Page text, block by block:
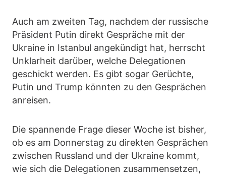
Auch am zweiten Tag, nachdem der russische
Präsident Putin direkt Gespräche mit der
Ukraine in Istanbul angekündigt hat, herrscht
Unklarheit darüber, welche Delegationen
geschickt werden. Es gibt sogar Gerüchte,
Putin und Trump könnten zu den Gesprächen
anreisen.
Die spannende Frage dieser Woche ist bisher,
ob es am Donnerstag zu direkten Gesprächen
zwischen Russland und der Ukraine kommt,
wie sich die Delegationen zusammensetzen,